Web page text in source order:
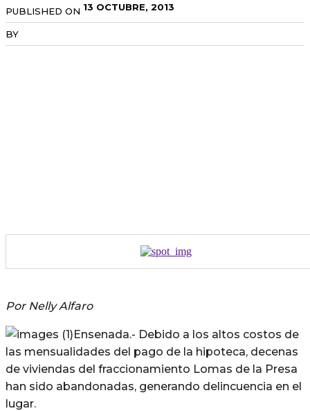
PUBLISHED ON 13 OCTUBRE, 2013
BY
Por Nelly Alfaro
Ensenada.- Debido a los altos costos de
las mensualidades del pago de la hipoteca, decenas
de viviendas del fraccionamiento Lomas de la Presa
han sido abandonadas, generando delincuencia en el
lugar.